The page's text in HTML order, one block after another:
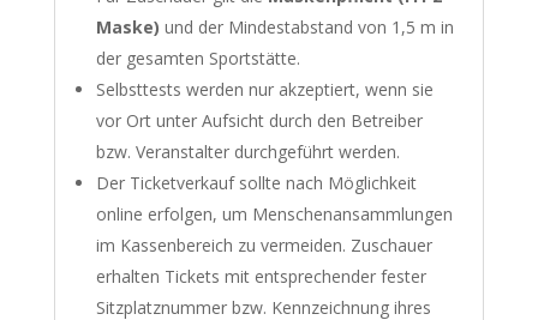
Maske) und der Mindestabstand von 1,5 m in
der gesamten Sportstätte.
Selbsttests werden nur akzeptiert, wenn sie
vor Ort unter Aufsicht durch den Betreiber
bzw. Veranstalter durchgeführt werden.
Der Ticketverkauf sollte nach Möglichkeit
online erfolgen, um Menschenansammlungen
im Kassenbereich zu vermeiden. Zuschauer
erhalten Tickets mit entsprechender fester
Sitzplatznummer bzw. Kennzeichnung ihres